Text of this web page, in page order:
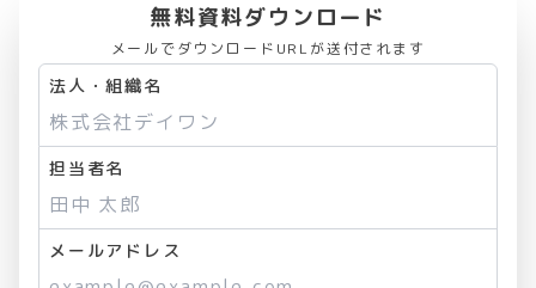
無料資料ダウンロード
メールでダウンロードURLが送付されます
法人・組織名
担当者名
メールアドレス